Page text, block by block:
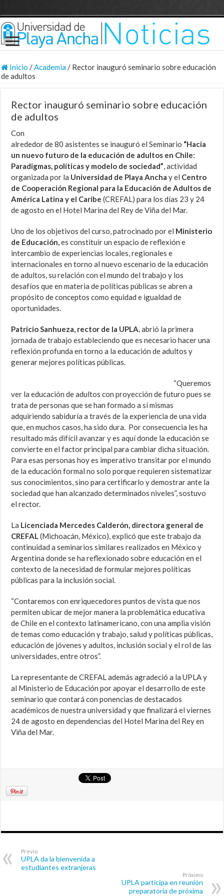
Inicio /Academia/ Rector inauguró seminario sobre educación
de adultos
Rector inauguró seminario sobre educación
de adultos
Con
alrededor de 80 asistentes se inauguró el Seminario “Hacia
un nuevo futuro de la educación de adultos en Chile:
Paradigmas, políticas y modelo de sociedad”, actividad
organizada por la Universidad de Playa Ancha y el Centro
de Cooperación Regional para la Educación de Adultos de
América Latina y el Caribe (CREFAL) para los días 23 y 24
de agosto en el Hotel Marina del Rey de Viña del Mar.
Uno de los objetivos del curso, patrocinado por el Ministerio
de Educación,es constituir un espacio de reflexión e
intercambio de experiencias locales, regionales e
internacionales en torno al nuevo escenario de la educación
de adultos, su relación con el mundo del trabajo y los
desafíos que en materia de políticas públicas se abren a
propósito de conceptos como equidad e igualdad de
oportunidades.
Patricio Sanhueza, rector de la UPLA, abrió la primera
jornada de trabajo estableciendo que es necesario hacer una
reflexión profunda en torno a la educación de adultos y
generar mejores políticas públicas.
“Queremos
ver la educación de adultos con proyección de futuro pues se
trata de personas que se han formado a sí mismas
adquiriendo sabiduría a través de la experiencia de una vida
que, en muchos casos, ha sido dura. Por consecuencia les ha
resultado más difícil avanzar y es aquí donde la educación se
convierte en el factor principal para cambiar dicha situación.
Para esas personas hoy es imperativo transitar por el mundo
de la educación formal no solo porque requieren sistematizar
sus conocimientos, sino para certificarlo y demostrar ante la
sociedad que han alcanzado determinados niveles”, sostuvo
el rector.
La Licenciada Mercedes Calderón, directora general de
CREFAL(Michoacán, México), explicó que este trabajo da
continuidad a seminarios similares realizados en México y
Argentina donde se ha reflexionado sobre educación en el
contexto de la necesidad de formular mejores políticas
públicas para la inclusión social.
“Contaremos con enriquecedores puntos de vista que nos
permiten ubicar de mejor manera la problemática educativa
de Chile en el contexto latinamericano, con una amplia visión
de temas como educación y trabajo, salud y políticas públicas,
educación de jóvenes y adultos, inclusión social y el rol de las
universidades, entre otros”.
La representante de CREFAL además agradeció a la UPLA y
al Ministerio de Educación por apoyar el desarrollo de este
seminario que contará con ponencias de destacados
académicos de nuestra universidad y que finalizará el viernes
24 de agosto en dependencias del Hotel Marina del Rey en
Viña del Mar.
Previo
UPLA da la bienvenida a
estudiantes extranjeras
Próximo
UPLA participa en reunión
preparatoria de próxima